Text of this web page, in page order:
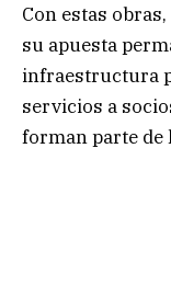
Con estas
su apuesta
infraestructura
servicios a
forman parte de